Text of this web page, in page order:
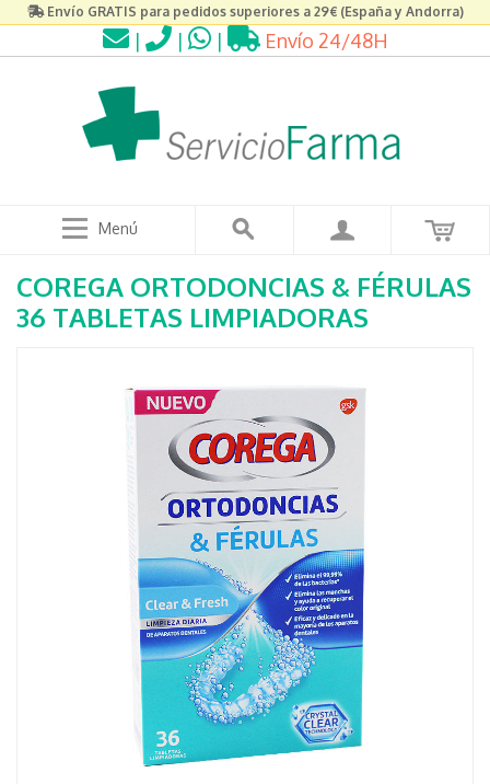
Envío GRATIS para pedidos superiores a 29€ (España y Andorra)
| | | Envío 24/48H
Menú
COREGA ORTODONCIAS & FÉRULAS
36 TABLETAS LIMPIADORAS